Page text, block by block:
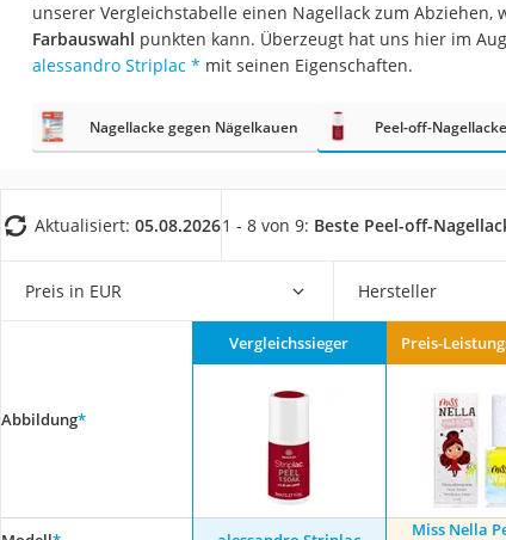
Eiweißpulver
leichter
Mineralfutter
Massagegerät
unserer Vergleichstabelle einen Nagellack zum Abziehen,
Farbauswahl punkten kann. Überzeugt hat uns hier im
alessandro Striplac * mit seinen Eigenschaften.
Nagellacke gegen Nägelkauen Peel-off-Nagellacke
Aktualisiert: 05.08.20261 - 8 von 9: Beste Peel-off-
Preis in EUR Hersteller
Abbildung*
Vergleichssieger Preis-
Miss Nella